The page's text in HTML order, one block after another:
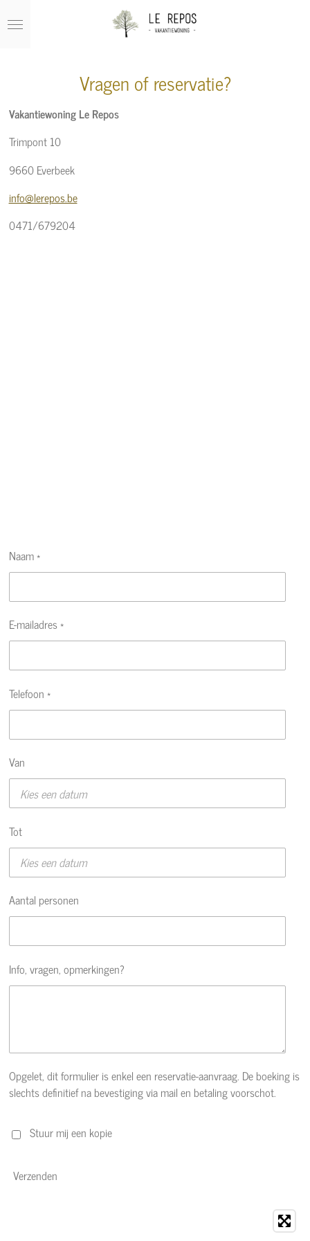
direct
Vragen of reservatie?
Vakantiewoning Le Repos
Trimpont 10
9660 Everbeek
info@lerepos.be
0471/679204
Naam *
E-mailadres *
Telefoon *
Van
Tot
Aantal personen
Info, vragen, opmerkingen?
Opgelet, dit formulier is enkel een reservatie-aanvraag. De boeking is
slechts definitief na bevestiging via mail en betaling voorschot.
Stuur mij een kopie
Verzenden